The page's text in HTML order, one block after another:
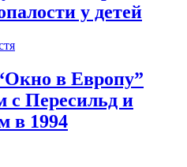
у детей
в Европу”
с Пересильд и
в 1994